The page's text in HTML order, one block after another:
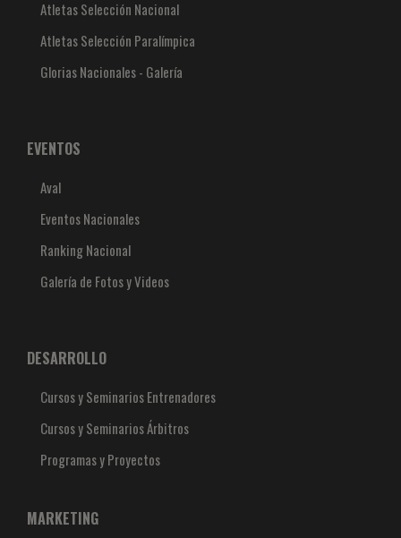
Atletas Selección Nacional
Atletas Selección Paralímpica
Glorias Nacionales - Galería
EVENTOS
Aval
Eventos Nacionales
Ranking Nacional
Galería de Fotos y Videos
DESARROLLO
Cursos y Seminarios Entrenadores
Cursos y Seminarios Árbitros
Programas y Proyectos
MARKETING